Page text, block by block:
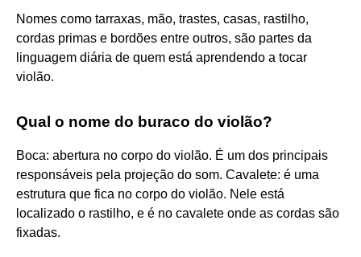
Nomes como tarraxas, mão, trastes, casas, rastilho,
cordas primas e bordões entre outros, são partes da
linguagem diária de quem está aprendendo a tocar
violão.
Qual o nome do buraco do violão?
Boca: abertura no corpo do violão. É um dos principais
responsáveis pela projeção do som. Cavalete: é uma
estrutura que fica no corpo do violão. Nele está
localizado o rastilho, e é no cavalete onde as cordas são
fixadas.